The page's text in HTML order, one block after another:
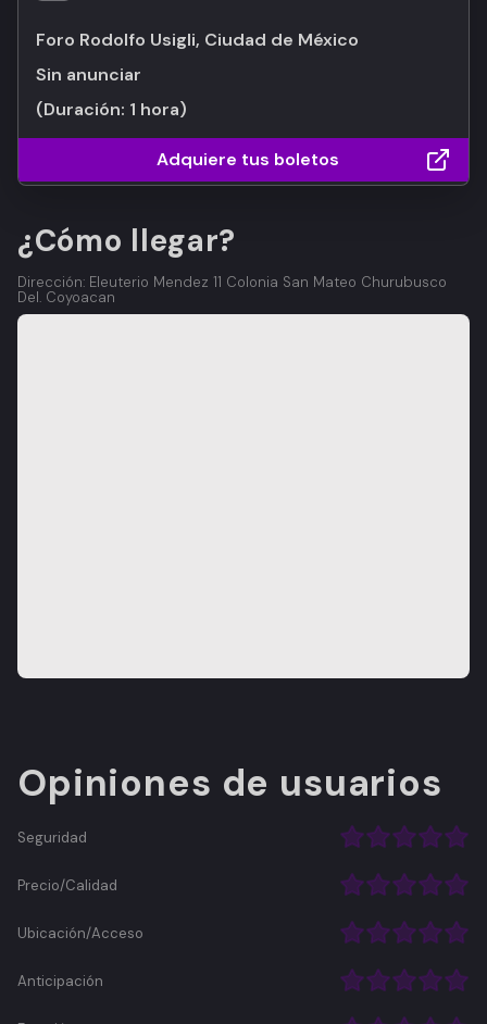
Foro Rodolfo Usigli, Ciudad de México
Sin anunciar
(Duración: 1 hora)
Adquiere tus boletos
¿Cómo llegar?
Dirección: Eleuterio Mendez 11 Colonia San Mateo Churubusco
Del. Coyoacan
Opiniones de usuarios
Seguridad
Precio/Calidad
Ubicación/Acceso
Anticipación